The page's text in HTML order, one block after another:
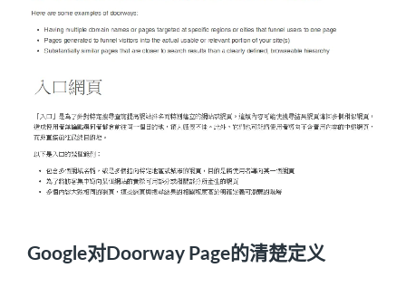
Google对Doorway Page的清楚定义